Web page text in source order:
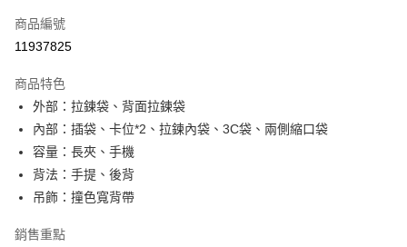
成交易。
3.實際核准額度、可分期數及費用金額請依後續交易確認頁面所載為準。
消。如遇「轉專審核」未通過狀況，表示未達大哥付你分期系統評分，恕無
法說明評估內容。
【繳款方式說明】
1.分期款項不併入電信帳單，「大哥付你分期」於每月結算日後寄送繳費提
2.透過簡訊連結打開帳單後，可選擇「超商條碼／台灣大直營門市／銀行轉
帳／街口支付／iPASS MONEY」等通路繳費。
【注意事項】
用戶於交易時，得透過本服務購買商品或服務，並由商店將買賣／分期付款
運送方式
全家取貨付款
付款後全家取貨
每筆NT$100，滿NT$700(含以上)免運費
每筆NT$100，滿NT$900(含以上)免運費
商品編號
11937825
商品特色
外部：拉鍊袋、背面拉鍊袋
內部：插袋、卡位*2、拉鍊內袋、3C袋、兩側縮口袋
容量：長夾、手機
背法：手提、後背
吊飾：撞色寬背帶
銷售重點